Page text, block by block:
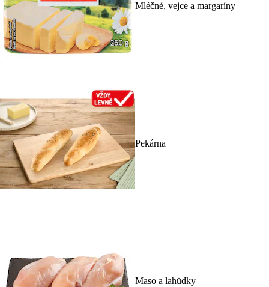
Mléčné, vejce a margaríny
Pekárna
Maso a lahůdky